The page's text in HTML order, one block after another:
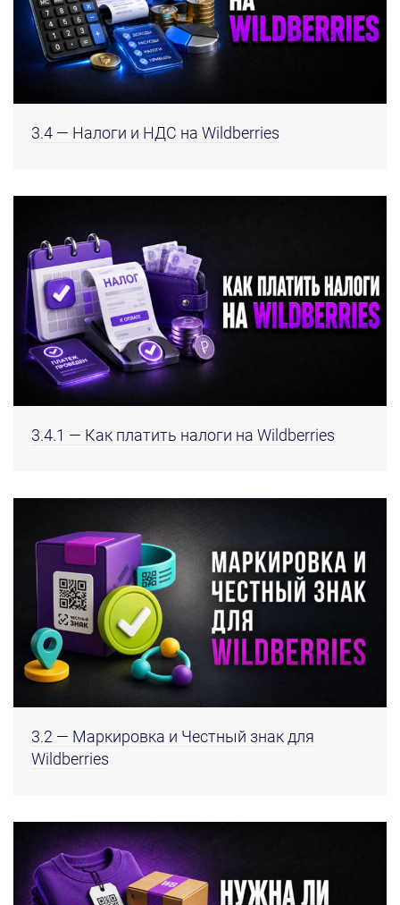
3.4 — Налоги и НДС на Wildberries
3.4.1 — Как платить налоги на Wildberries
3.2 — Маркировка и Честный знак для
Wildberries